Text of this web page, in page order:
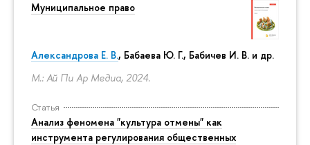
Муниципальное право
Александрова Е. В., Бабаева Ю. Г., Бабичев И. В. и др.
М.: Ай Пи Ар Медиа, 2024.
Статья
Анализ феномена "культура отмены" как
инструмента регулирования общественных